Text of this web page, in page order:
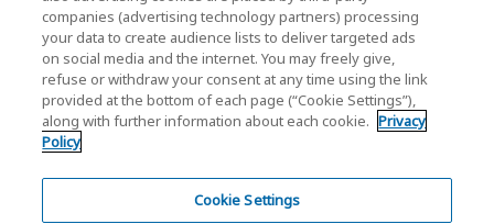
ソーシャルメディア公式アカウント一覧
ソーシャルメディアポリシー
companies (advertising technology partners) processing
your data to create audience lists to deliver targeted ads
on social media and the internet. You may freely give,
refuse or withdraw your consent at any time using the link
provided at the bottom of each page (“Cookie Settings”),
along with further information about each cookie. Privacy
Policy
Cookie Settings